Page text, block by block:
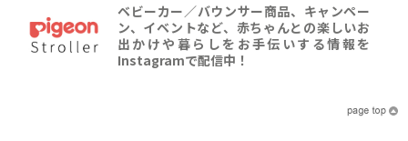
ベビーカー／バウンサー商品、キャンペー
ン、イベントなど、赤ちゃんとの楽しいお
出かけや暮らしをお手伝いする情報を
Instagramで配信中！